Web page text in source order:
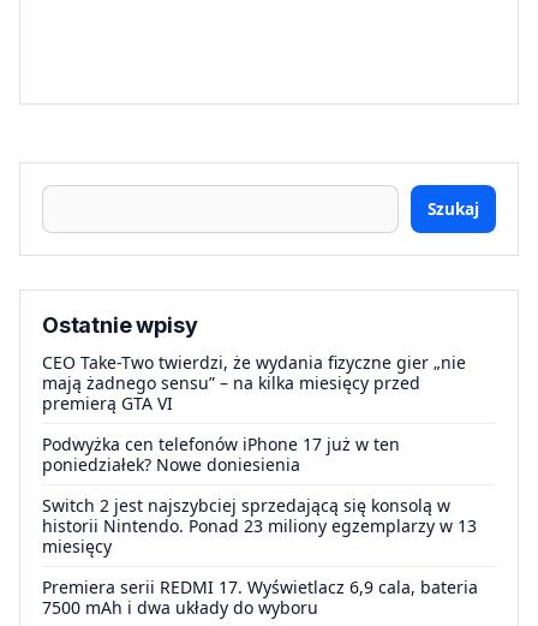
Szukaj
Ostatnie wpisy
CEO Take-Two twierdzi, że wydania fizyczne gier „nie
mają żadnego sensu” – na kilka miesięcy przed
premierą GTA VI
Podwyżka cen telefonów iPhone 17 już w ten
poniedziałek? Nowe doniesienia
Switch 2 jest najszybciej sprzedającą się konsolą w
historii Nintendo. Ponad 23 miliony egzemplarzy w 13
miesięcy
Premiera serii REDMI 17. Wyświetlacz 6,9 cala, bateria
7500 mAh i dwa układy do wyboru